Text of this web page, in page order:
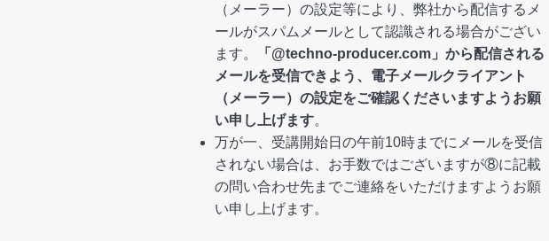
（メーラー）の設定等により、弊社から配信するメ
ールがスパムメールとして認識される場合がござい
ます。
「@techno-producer.com」から配信される
メールを受信できよう、電子メールクライアント
（メーラー）の設定をご確認くださいますようお願
い申し上げます。
万が一、受講開始日の午前10時までにメールを受信
されない場合は、お手数ではございますが⑧に記載
の問い合わせ先までご連絡をいただけますようお願
い申し上げます。